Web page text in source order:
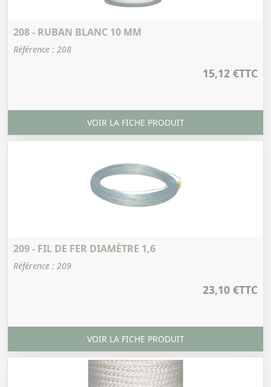
208 - RUBAN BLANC 10 MM
Référence : 208
15,12 €TTC
VOIR LA FICHE PRODUIT
209 - FIL DE FER DIAMÈTRE 1,6
Référence : 209
23,10 €TTC
VOIR LA FICHE PRODUIT